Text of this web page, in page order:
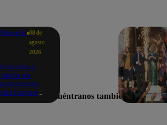
Deportes 08 de
agosto
2026
Partidos y
tabla de
posiciones
del Torneo
Encuéntranos también en